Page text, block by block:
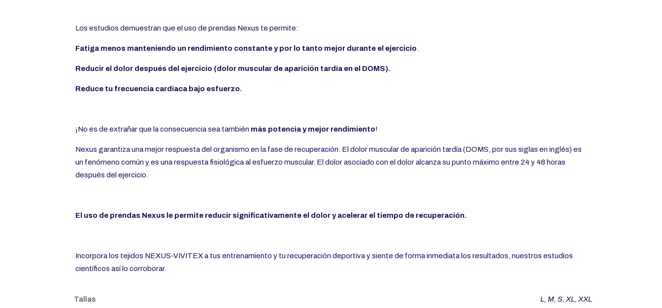
Los estudios demuestran que el uso de prendas Nexus te permite:
Fatiga menos manteniendo un rendimiento constante y por lo tanto mejor durante el ejercicio
Reducir el dolor después del ejercicio (dolor muscular de aparición tardía en el DOMS).
Reduce tu frecuencia cardíaca bajo esfuerzo.
¡No es de extrañar que la consecuencia sea también más potencia y mejor rendimiento!
Nexus garantiza una mejor respuesta del organismo en la fase de recuperación. El dolor muscular de aparición tardía (DOMS, por sus siglas en inglés) es
un fenómeno común y es una respuesta fisiológica al esfuerzo muscular. El dolor asociado con el dolor alcanza su punto máximo entre 24 y 48 horas
después del ejercicio.
El uso de prendas Nexus le permite reducir significativamente el dolor y acelerar el tiempo de recuperación.
Incorpora los tejidos NEXUS-VIVITEX a tus entrenamiento y tu recuperación deportiva y siente de forma inmediata los resultados, nuestros estudios
científicos así lo corroborar.
Tallas L, M, S, XL, XXL